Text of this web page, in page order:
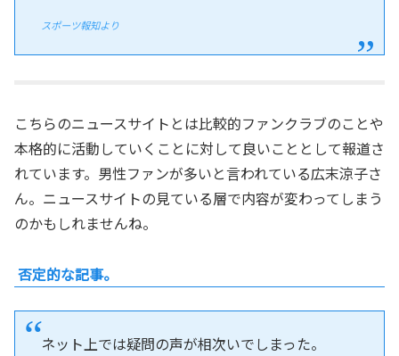
スポーツ報知より
こちらのニュースサイトとは比較的ファンクラブのことや
本格的に活動していくことに対して良いこととして報道さ
れています。男性ファンが多いと言われている広末涼子さ
ん。ニュースサイトの見ている層で内容が変わってしまう
のかもしれませんね。
否定的な記事。
ネット上では疑問の声が相次いでしまった。